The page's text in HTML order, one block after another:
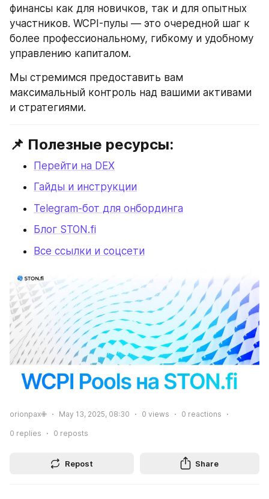
финансы как для новичков, так и для опытных
участников. WCPI-пулы — это очередной шаг к
более профессиональному, гибкому и удобному
управлению капиталом.
Мы стремимся предоставить вам
максимальный контроль над вашими активами
и стратегиями.
📌 Полезные ресурсы:
Перейти на DEX
Гайды и инструкции
Telegram-бот для онбординга
Блог STON.fi
Все ссылки и соцсети
orionpax✙ May 13, 2025, 08:30 0 views 0 reactions
0 replies 0 reposts
Repost Share